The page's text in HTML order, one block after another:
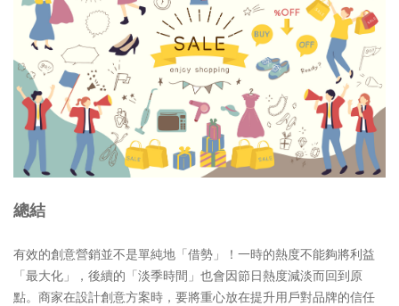
總結
有效的創意營銷並不是單純地「借勢」！一時的熱度不能夠將利益
「最大化」，後續的「淡季時間」也會因節日熱度減淡而回到原
點。商家在設計創意方案時，要將重心放在提升用戶對品牌的信任